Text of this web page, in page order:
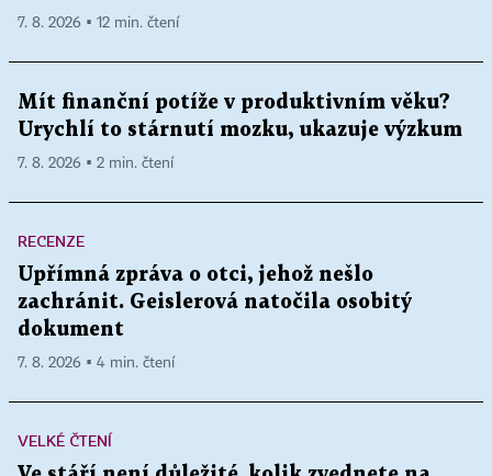
7. 8. 2026 ▪ 12 min. čtení
Mít finanční potíže v produktivním věku?
Urychlí to stárnutí mozku, ukazuje výzkum
7. 8. 2026 ▪ 2 min. čtení
RECENZE
Upřímná zpráva o otci, jehož nešlo
zachránit. Geislerová natočila osobitý
dokument
7. 8. 2026 ▪ 4 min. čtení
VELKÉ ČTENÍ